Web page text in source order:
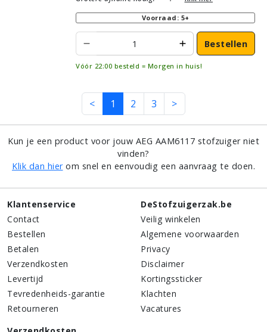
Voorraad: 5+
Bestellen
Vóór 22:00 besteld = Morgen in huis!
< 1 2 3 >
Kun je een product voor jouw AEG AAM6117 stofzuiger niet
vinden?
Klik dan hierom snel en eenvoudig een aanvraag te doen.
Klantenservice
Contact
Bestellen
Betalen
Verzendkosten
Levertijd
Tevredenheids-garantie
Retourneren
DeStofzuigerzak.be
Veilig winkelen
Algemene voorwaarden
Privacy
Disclaimer
Kortingssticker
Klachten
Vacatures